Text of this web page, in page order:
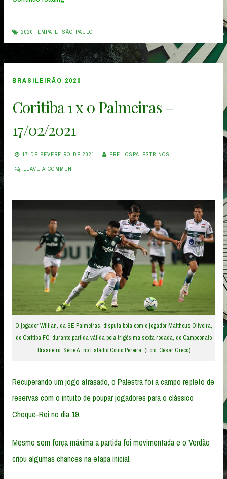
1
x
1
Palmeiras
19/02/2021”
2020 , EMPATE, SÃO PAULO
BRASILEIRÃO 2020
Coritiba 1 x 0 Palmeiras –
17/02/2021
17 DE FEVEREIRO DE 2021 PRELIOSPALESTRINOS
LEAVE A COMMENT
O jogador Willian, da SE Palmeiras, disputa bola com o jogador Mattheus Oliveira,
do Coritiba FC, durante partida válida pela trigésima sexta rodada, do Campeonato
Brasileiro, Série A, no Estádio Couto Pereira. (Foto: Cesar Greco)
Recuperando um jogo atrasado, o Palestra foi a campo repleto de
reservas com o intuito de poupar jogadores para o clássico
Choque-Rei no dia 19.
Mesmo sem força máxima a partida foi movimentada e o Verdão
criou algumas chances na etapa inicial.